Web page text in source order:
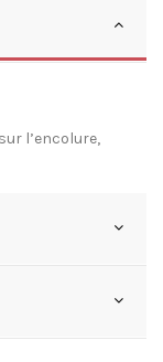
l’encolure,